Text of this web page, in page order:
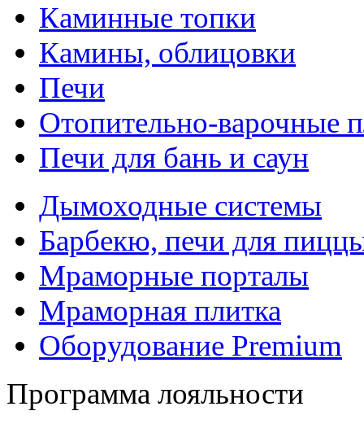
Каминные топки
Камины, облицовки
Печи
Отопительно-варочные
Печи для бань и саун
Дымоходные системы
Барбекю, печи для
Мраморные порталы
Мраморная плитка
Оборудование Premium
Программа лояльности